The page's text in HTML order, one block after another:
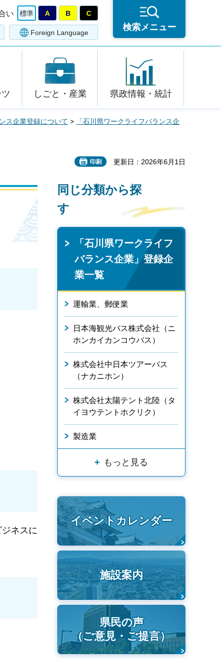
い 標準 A B C
Foreign Language
検索メニュー
しごと・産業 県政情報・統計
ス企業登録について >
「石川県ワークライフバランス企
印刷 更新日：2026年6月1日
ネスに
同じ分類から探
す
「石川県ワークライフ
バランス企業」登録企
業一覧
運輸業、郵便業
日本海観光バス株式会社（ニ
ホンカイカンコウバス）
株式会社中日本ツアーバス
（ナカニホン）
株式会社太陽テント北陸（タ
イヨウテントホクリク）
製造業
もっと見る
イベントカレンダー
施設案内
県民の声
（ご意見・ご提言）